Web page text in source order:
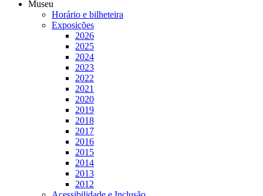
Museu
Horário e bilheteira
Exposições
2026
2025
2024
2023
2022
2021
2020
2019
2018
2017
2016
2015
2014
2013
2012